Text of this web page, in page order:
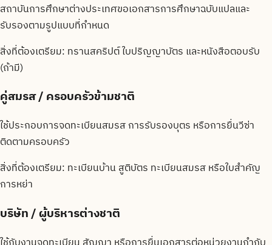
สถาบันการศึกษาต่างประเทศขอเอกสารการศึกษาฉบับแปลและ
รับรองตามรูปแบบที่กำหนด
สิ่งที่ต้องเตรียม: ทรานสคริปต์ ใบปริญญาบัตร และหนังสือตอบรับ
(ถ้ามี)
คู่สมรส / ครอบครัวข้ามชาติ
ใช้ประกอบการจดทะเบียนสมรส การรับรองบุตร หรือการยื่นวีซ่า
ติดตามครอบครัว
สิ่งที่ต้องเตรียม: ทะเบียนบ้าน สูติบัตร ทะเบียนสมรส หรือใบสำคัญ
การหย่า
บริษัท / ผู้บริหารต่างชาติ